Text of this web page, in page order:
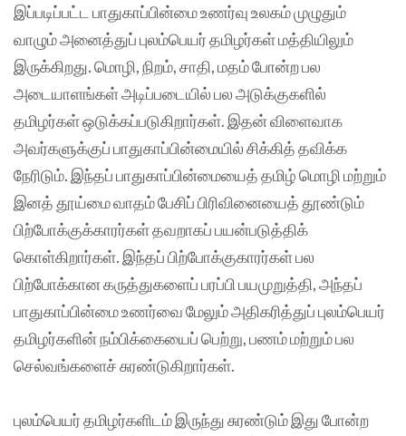
இப்படிப்பட்ட பாதுகாப்பின்மை உணர்வு உலகம் முழுதும்
வாழும் அனைத்துப் புலம்பெயர் தமிழர்கள் மத்தியிலும்
இருக்கிறது. மொழி, நிறம், சாதி, மதம் போன்ற பல
அடையாளங்கள் அடிப்படையில் பல அடுக்குகளில்
தமிழர்கள் ஒடுக்கப்படுகிறார்கள். இதன் விளைவாக
அவர்களுக்குப் பாதுகாப்பின்மையில் சிக்கித் தவிக்க
நேரிடும். இந்தப் பாதுகாப்பின்மையைத் தமிழ் மொழி மற்றும்
இனத் தூய்மை வாதம் பேசிப் பிரிவினையைத் தூண்டும்
பிற்போக்குக்காரர்கள் தவறாகப் பயன்படுத்திக்
கொள்கிறார்கள். இந்தப் பிற்போக்குகாரர்கள் பல
பிற்போக்கான கருத்துகளைப் பரப்பி பயமுறுத்தி, அந்தப்
பாதுகாப்பின்மை உணர்வை மேலும் அதிகரித்துப் புலம்பெயர்
தமிழர்களின் நம்பிக்கையைப் பெற்று, பணம் மற்றும் பல
செல்வங்களைச் சுரண்டுகிறார்கள்.
புலம்பெயர் தமிழர்களிடம் இருந்து சுரண்டும் இது போன்ற